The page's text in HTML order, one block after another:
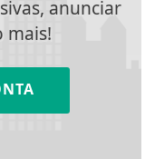
anunciar
mais!